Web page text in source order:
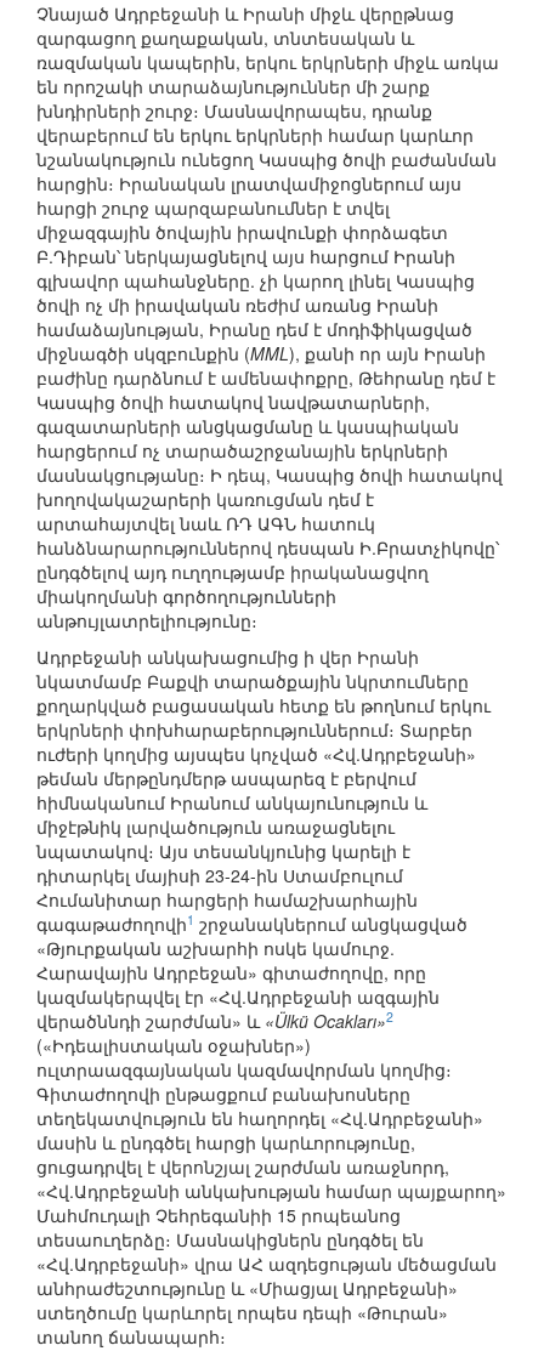
Չնայած Ադրբեջանի և Իրանի միջև վերըթնաց
զարգացող քաղաքական, տնտեսական և
ռազմական կապերին, երկու երկրների միջև առկա
են որոշակի տարաձայնություններ մի շարք
խնդիրների շուրջ։ Մասնավորապես, դրանք
վերաբերում են երկու երկրների համար կարևոր
նշանակություն ունեցող Կասպից ծովի բաժանման
հարցին։ Իրանական լրատվամիջոցներում այս
հարցի շուրջ պարզաբանումներ է տվել
միջազգային ծովային իրավունքի փորձագետ
Բ.Դիբան՝ ներկայացնելով այս հարցում Իրանի
գլխավոր պահանջները. չի կարող լինել Կասպից
ծովի ոչ մի իրավական ռեժիմ առանց Իրանի
համաձայնության, Իրանը դեմ է մոդիֆիկացված
միջնագծի սկզբունքին (MML), քանի որ այն Իրանի
բաժինը դարձնում է ամենափոքրը, Թեհրանը դեմ է
Կասպից ծովի հատակով նավթատարների,
գազատարների անցկացմանը և կասպիական
հարցերում ոչ տարածաշրջանային երկրների
մասնակցությանը։ Ի դեպ, Կասպից ծովի հատակով
խողովակաշարերի կառուցման դեմ է
արտահայտվել նաև ՌԴ ԱԳՆ հատուկ
հանձնարարություններով դեսպան Ի.Բրատչիկովը՝
ընդգծելով այդ ուղղությամբ իրականացվող
միակողմանի գործողությունների
անթույլատրելիությունը։
Ադրբեջանի անկախացումից ի վեր Իրանի
նկատմամբ Բաքվի տարածքային նկրտումները
քողարկված բացասական հետք են թողնում երկու
երկրների փոխհարաբերություններում։ Տարբեր
ուժերի կողմից այսպես կոչված «Հվ.Ադրբեջանի»
թեման մերթընդմերթ ասպարեզ է բերվում
հիմնականում Իրանում անկայունություն և
միջէթնիկ լարվածություն առաջացնելու
նպատակով։ Այս տեսանկյունից կարելի է
դիտարկել մայիսի 23-24-ին Ստամբուլում
Հումանիտար հարցերի համաշխարհային
գագաթաժողովի1 շրջանակներում անցկացված
«Թյուրքական աշխարհի ոսկե կամուրջ.
Հարավային Ադրբեջան» գիտաժողովը, որը
կազմակերպվել էր «Հվ.Ադրբեջանի ազգային
վերածննդի շարժման» և «Ülkü Ocakları»2
(«Իդեալիստական օջախներ»)
ուլտրաազգայնական կազմավորման կողմից։
Գիտաժողովի ընթացքում բանախոսները
տեղեկատվություն են հաղորդել «Հվ.Ադրբեջանի»
մասին և ընդգծել հարցի կարևորությունը,
ցուցադրվել է վերոնշյալ շարժման առաջնորդ,
«Հվ.Ադրբեջանի անկախության համար պայքարող»
Մահմուդալի Չեհրեգանիի 15 րոպեանոց
տեսաուղերձը։ Մասնակիցներն ընդգծել են
«Հվ.Ադրբեջանի» վրա ԱՀ ազդեցության մեծացման
անհրաժեշտությունը և «Միացյալ Ադրբեջանի»
ստեղծումը կարևորել որպես դեպի «Թուրան»
տանող ճանապարհ։